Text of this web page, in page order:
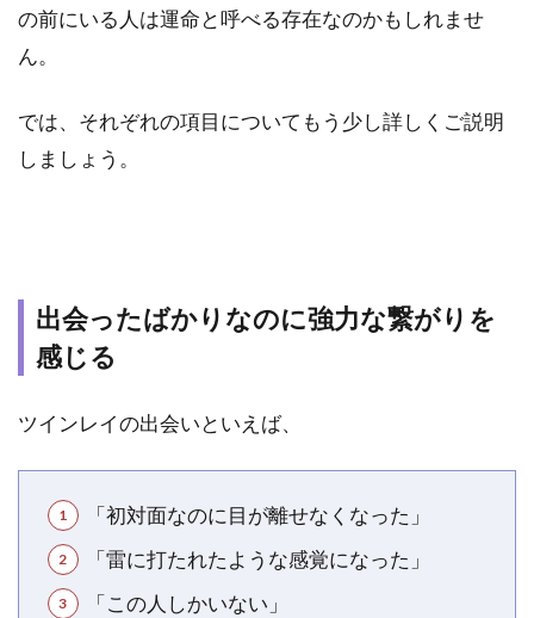
1.8
沈黙
も楽
しく
の欠
点や
弱点
きる
1.10
心が安
定し、
内なる
平和を
感じる
の前にいる人は運命と呼べる存在なのかもしれませ
ん。
では、それぞれの項目についてもう少し詳しくご説明
しましょう。
出会ったばかりなのに強力な繋がりを
感じる
ツインレイの出会いといえば、
「初対面なのに目が離せなくなった」
「雷に打たれたような感覚になった」
「この人しかいない」